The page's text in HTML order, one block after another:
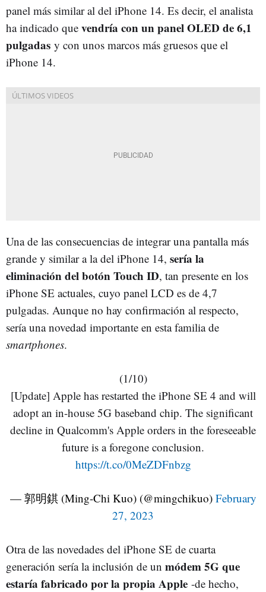
panel más similar al del iPhone 14. Es decir, el analista
ha indicado que vendría con un panel OLED de 6,1
pulgadas y con unos marcos más gruesos que el
iPhone 14.
Una de las consecuencias de integrar una pantalla más
grande y similar a la del iPhone 14, sería la
eliminación del botón Touch ID, tan presente en los
iPhone SE actuales, cuyo panel LCD es de 4,7
pulgadas. Aunque no hay confirmación al respecto,
sería una novedad importante en esta familia de
smartphones.
(1/10)
[Update] Apple has restarted the iPhone SE 4 and will
adopt an in-house 5G baseband chip. The significant
decline in Qualcomm's Apple orders in the foreseeable
future is a foregone conclusion.
https://t.co/0MeZDFnbzg
— 郭明錤 (Ming-Chi Kuo) (@mingchikuo) February
27, 2023
Otra de las novedades del iPhone SE de cuarta
generación sería la inclusión de un módem 5G que
estaría fabricado por la propia Apple -de hecho,